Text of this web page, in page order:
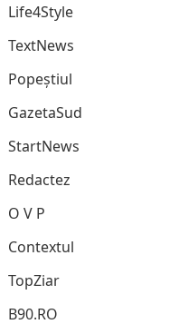
Life4Style
TextNews
Popeștiul
GazetaSud
StartNews
Redactez
O V P
Contextul
TopZiar
B90.RO